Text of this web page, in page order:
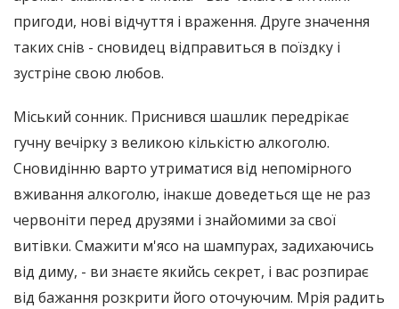
пригоди, нові відчуття і враження. Друге значення
таких снів - сновидец відправиться в поїздку і
зустріне свою любов.
Міський сонник. Приснився шашлик передрікає
гучну вечірку з великою кількістю алкоголю.
Сновидінню варто утриматися від непомірного
вживання алкоголю, інакше доведеться ще не раз
червоніти перед друзями і знайомими за свої
витівки. Смажити м'ясо на шампурах, задихаючись
від диму, - ви знаєте якийсь секрет, і вас розпирає
від бажання розкрити його оточуючим. Мрія радить